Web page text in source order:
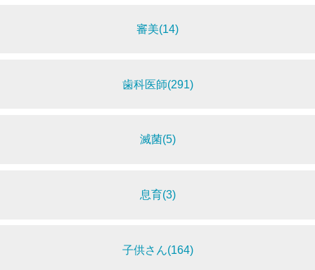
審美(14)
歯科医師(291)
滅菌(5)
息育(3)
子供さん(164)